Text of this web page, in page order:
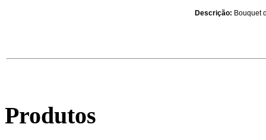
Descrição: Bouquet
Produtos